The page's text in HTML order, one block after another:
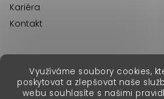
Využíváme soubory cookies,
poskytovat a zlepšovat naše
webu souhlasíte s našimi
Kariéra
Kontakt
Copyright 2026Erika Fashion.